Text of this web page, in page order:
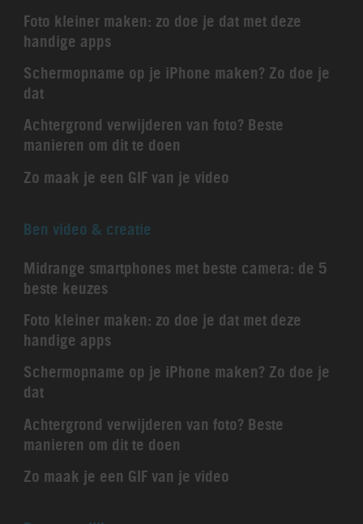
Foto kleiner maken: zo doe je dat met deze
handige apps
Schermopname op je iPhone maken? Zo doe je
dat
Achtergrond verwijderen van foto? Beste
manieren om dit te doen
Zo maak je een GIF van je video
Ben video & creatie
Midrange smartphones met beste camera: de 5
beste keuzes
Foto kleiner maken: zo doe je dat met deze
handige apps
Schermopname op je iPhone maken? Zo doe je
dat
Achtergrond verwijderen van foto? Beste
manieren om dit te doen
Zo maak je een GIF van je video